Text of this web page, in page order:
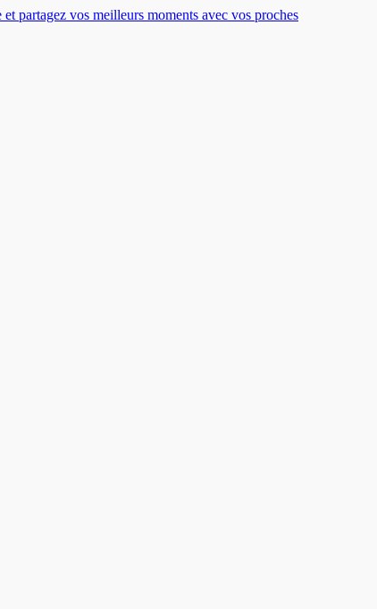
partagez vos meilleurs moments avec vos proches